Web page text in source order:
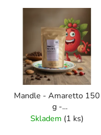
Mandle - Amaretto 150
g -
káva,aromatizovaná,mletá
Skladem (1 ks)